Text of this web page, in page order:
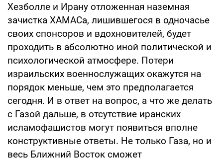
Хезболле и Ирану отложенная наземная
зачистка ХАМАСа, лишившегося в одночасье
своих спонсоров и вдохновителей, будет
проходить в абсолютно иной политической и
психологической атмосфере. Потери
израильских военнослужащих окажутся на
порядок меньше, чем это предполагается
сегодня. И в ответ на вопрос, а что же делать
с Газой дальше, в отсутствие иранских
исламофашистов могут появиться вполне
конструктивные ответы. Не только Газа, но и
весь Ближний Восток сможет